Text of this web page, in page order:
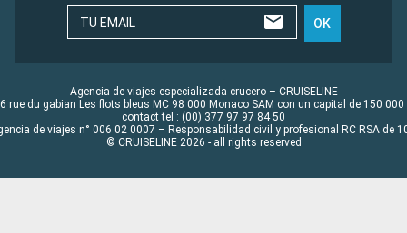
TU EMAIL OK
Agencia de viajes especializada crucero – CRUISELINE
rue du gabian Les flots bleus MC 98 000 Monaco SAM con un capital de 150 000
contact tel : (00) 377 97 97 84 50
de viajes n° 006 02 0007 – Responsabilidad civil y profesional RC RSA de
© CRUISELINE 2026 - all rights reserved